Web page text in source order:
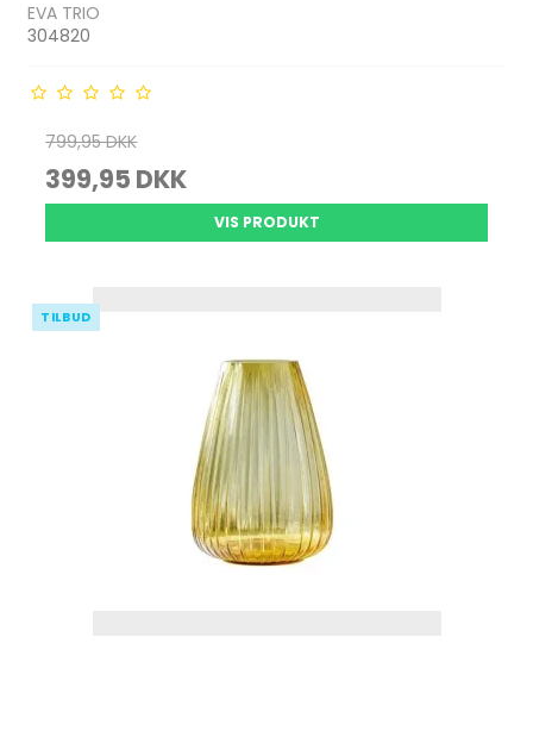
EVA TRIO
304820
799,95 DKK
399,95 DKK
VIS PRODUKT
TILBUD